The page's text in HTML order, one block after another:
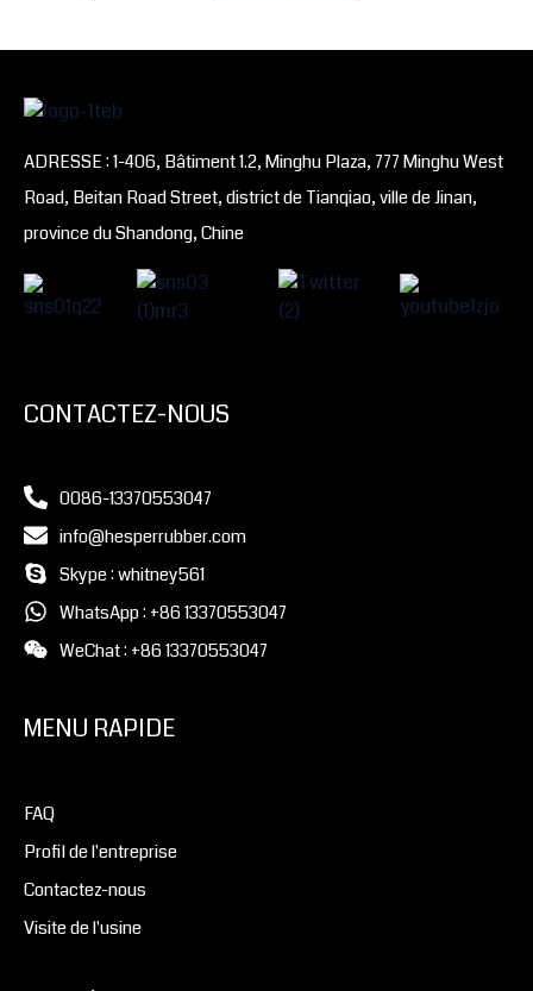
ADRESSE : 1-406, Bâtiment 1.2, Minghu Plaza, 777 Minghu West
Road, Beitan Road Street, district de Tianqiao, ville de Jinan,
province du Shandong, Chine
CONTACTEZ-NOUS
0086-13370553047
info@hesperrubber.com
Skype : whitney561
WhatsApp : +86 13370553047
WeChat : +86 13370553047
MENU RAPIDE
FAQ
Profil de l'entreprise
Contactez-nous
Visite de l'usine